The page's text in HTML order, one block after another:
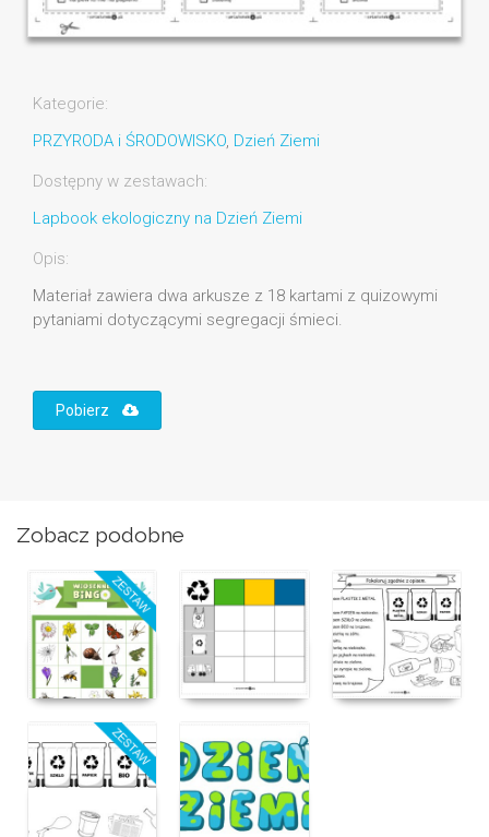
Kategorie:
PRZYRODA i ŚRODOWISKO, Dzień Ziemi
Dostępny w zestawach:
Lapbook ekologiczny na Dzień Ziemi
Opis:
Materiał zawiera dwa arkusze z 18 kartami z quizowymi
pytaniami dotyczącymi segregacji śmieci.
Pobierz
Zobacz podobne